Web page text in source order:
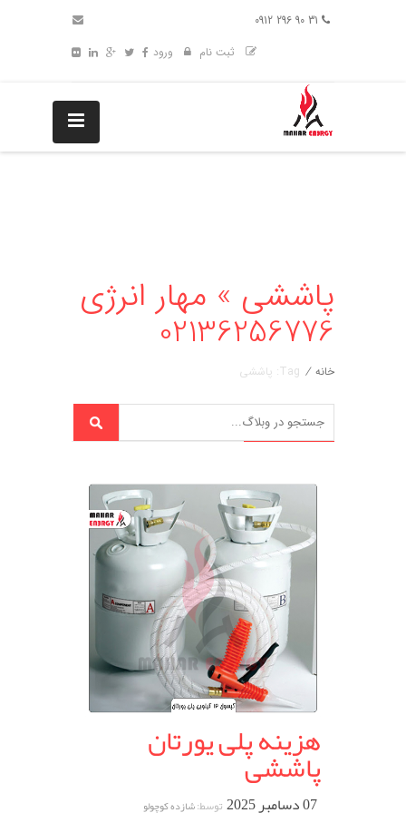
ثبت نام
ورود
پاششی » مهار انرژی
02136256776
خانه / Tag: پاششی
هزینه پلی یورتان
پاششی
07 دسامبر 2025 توسط:شازده کوچولو